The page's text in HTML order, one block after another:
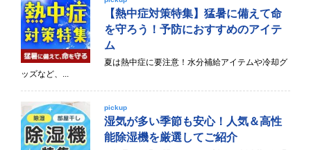
【熱中症対策特集】猛暑に備えて命
を守ろう！予防におすすめのアイテ
ム
夏は熱中症に要注意！水分補給アイテムや冷却グ
ッズなど、...
pickup
湿気が多い季節も安心！人気＆高性
能除湿機を厳選してご紹介